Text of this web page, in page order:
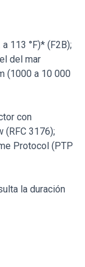
113 °F)* (F2B);
del mar
(1000 a 10 000
con
(RFC 3176);
Protocol (PTP
la duración